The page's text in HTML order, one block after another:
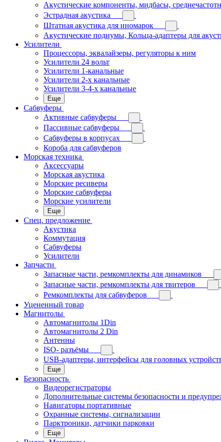
Акустические компоненты, мидбасы,
Эстрадная акустика
Штатная акустика для иномарок
Акустические подиумы, Кольца-адаптеры для
Усилители
Процессоры, эквалайзеры, регуляторы к ним
Усилители 24 вольт
Усилители 1-канальные
Усилители 2-х канальные
Усилители 3-4-х канальные
Еще
Сабвуферы
Активные сабвуферы
Пассивные сабвуферы
Сабвуферы в корпусах
Короба для сабвуферов
Морская техника
Аксессуары
Морская акустика
Морские ресиверы
Морские сабвуферы
Морские усилители
Еще
Спец. предложение
Акустика
Коммутация
Сабвуферы
Усилители
Запчасти
Запасные части, ремкомплекты для динамиков
Запасные части, ремкомплекты для твитеров
Ремкомплекты для сабвуферов
Уцененный товар
Магнитолы
Автомагнитолы 1Din
Автомагнитолы 2 Din
Антенны
ISO- разъёмы
USB-адаптеры, интерфейсы для головных
Еще
Безопасность
Видеорегистраторы
Дополнительные системы безопасности и
Навигаторы портативные
Охранные системы, сигнализации
Парктроники, датчики парковки
Еще